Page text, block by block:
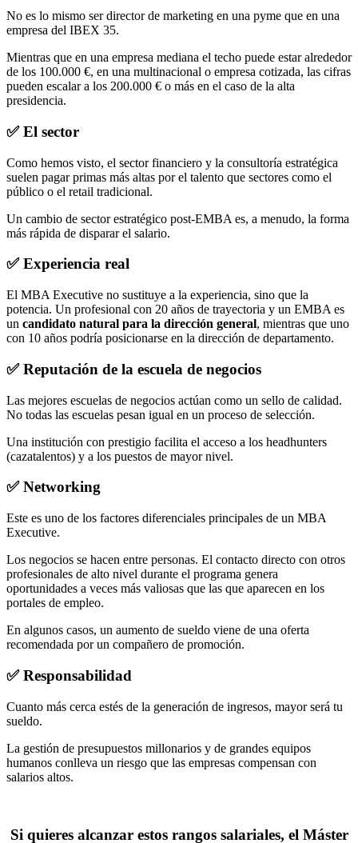
No es lo mismo ser director de marketing en una pyme que en una
empresa del IBEX 35.
Mientras que en una empresa mediana el techo puede estar alrededor
de los 100.000 €, en una multinacional o empresa cotizada, las cifras
pueden escalar a los 200.000 € o más en el caso de la alta
presidencia.
✅ El sector
Como hemos visto, el sector financiero y la consultoría estratégica
suelen pagar primas más altas por el talento que sectores como el
público o el retail tradicional.
Un cambio de sector estratégico post-EMBA es, a menudo, la forma
más rápida de disparar el salario.
✅ Experiencia real
El MBA Executive no sustituye a la experiencia, sino que la
potencia. Un profesional con 20 años de trayectoria y un EMBA es
un candidato natural para la dirección general, mientras que uno
con 10 años podría posicionarse en la dirección de departamento.
✅ Reputación de la escuela de negocios
Las mejores escuelas de negocios actúan como un sello de calidad.
No todas las escuelas pesan igual en un proceso de selección.
Una institución con prestigio facilita el acceso a los headhunters
(cazatalentos) y a los puestos de mayor nivel.
✅ Networking
Este es uno de los factores diferenciales principales de un MBA
Executive.
Los negocios se hacen entre personas. El contacto directo con otros
profesionales de alto nivel durante el programa genera
oportunidades a veces más valiosas que las que aparecen en los
portales de empleo.
En algunos casos, un aumento de sueldo viene de una oferta
recomendada por un compañero de promoción.
✅ Responsabilidad
Cuanto más cerca estés de la generación de ingresos, mayor será tu
sueldo.
La gestión de presupuestos millonarios y de grandes equipos
humanos conlleva un riesgo que las empresas compensan con
salarios altos.
Si quieres alcanzar estos rangos salariales, el Máster